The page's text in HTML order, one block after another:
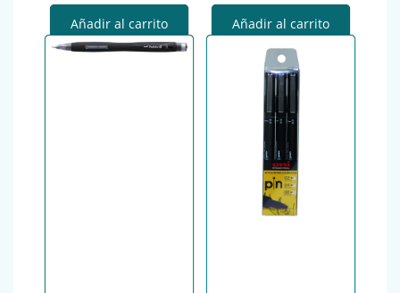
Añadir al carrito Añadir al carrito